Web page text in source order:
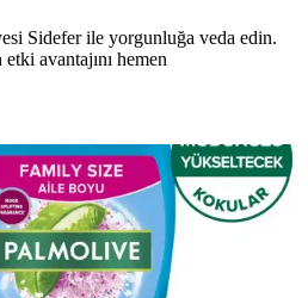
Sidefer ile yorgunluğa veda edin.
avantajını hemen